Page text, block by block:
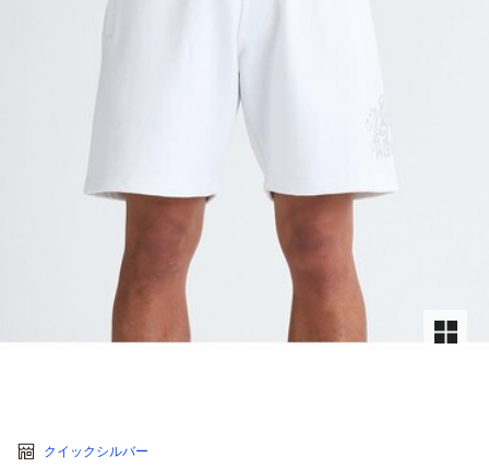
クイックシルバー